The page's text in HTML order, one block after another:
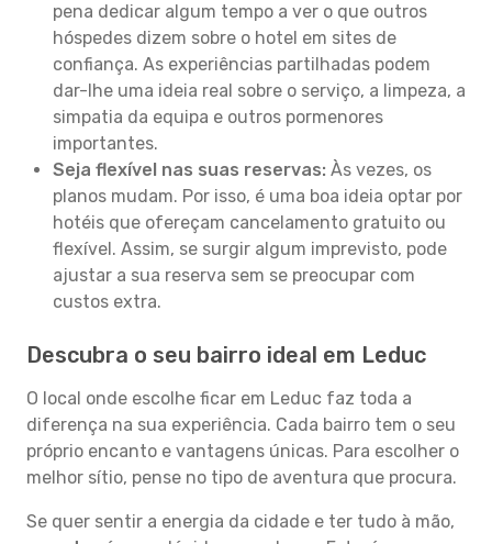
pena dedicar algum tempo a ver o que outros
hóspedes dizem sobre o hotel em sites de
confiança. As experiências partilhadas podem
dar-lhe uma ideia real sobre o serviço, a limpeza, a
simpatia da equipa e outros pormenores
importantes.
Seja flexível nas suas reservas: Às vezes, os
planos mudam. Por isso, é uma boa ideia optar por
hotéis que ofereçam cancelamento gratuito ou
flexível. Assim, se surgir algum imprevisto, pode
ajustar a sua reserva sem se preocupar com
custos extra.
Descubra o seu bairro ideal em Leduc
O local onde escolhe ficar em Leduc faz toda a
diferença na sua experiência. Cada bairro tem o seu
próprio encanto e vantagens únicas. Para escolher o
melhor sítio, pense no tipo de aventura que procura.
Se quer sentir a energia da cidade e ter tudo à mão,